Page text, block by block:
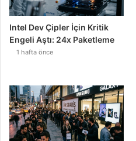
Intel Dev Çipler İçin Kritik
Engeli Aştı: 24x Paketleme
1 hafta önce